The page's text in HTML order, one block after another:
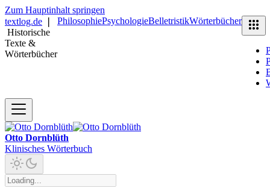
Zum Hauptinhalt springen
textlog.de
Historische
Texte &
Wörterbücher
PhilosophiePsychologieBelletristikWörterbücher
Otto Dornblüth
Klinisches Wörterbuch